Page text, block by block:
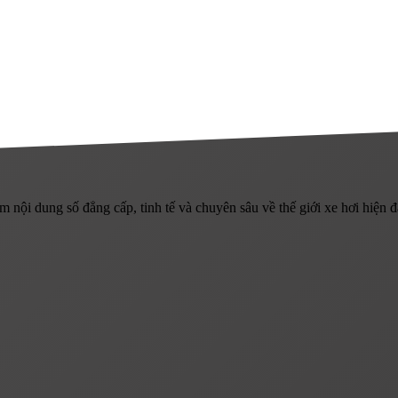
nội dung số đẳng cấp, tinh tế và chuyên sâu về thế giới xe hơi hiện